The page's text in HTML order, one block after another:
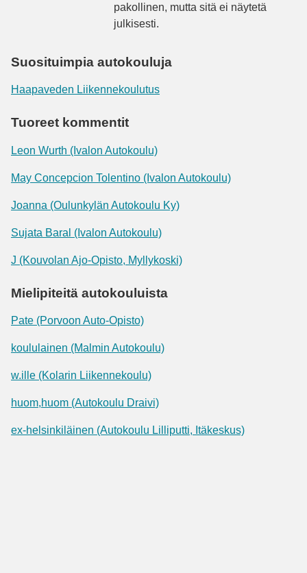
pakollinen, mutta sitä ei näytetä
julkisesti.
Suosituimpia autokouluja
Haapaveden Liikennekoulutus
Tuoreet kommentit
Leon Wurth (Ivalon Autokoulu)
May Concepcion Tolentino (Ivalon Autokoulu)
Joanna (Oulunkylän Autokoulu Ky)
Sujata Baral (Ivalon Autokoulu)
J (Kouvolan Ajo-Opisto, Myllykoski)
Mielipiteitä autokouluista
Pate (Porvoon Auto-Opisto)
koululainen (Malmin Autokoulu)
w.ille (Kolarin Liikennekoulu)
huom,huom (Autokoulu Draivi)
ex-helsinkiläinen (Autokoulu Lilliputti, Itäkeskus)